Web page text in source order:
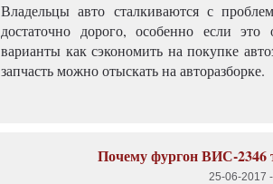
Владельцы авто сталкиваются с
достаточно дорого, особенно если
варианты как сэкономить на покупке
запчасть можно отыскать на авторазборке.
Почему фургон ВИС-2346
25-06-2017 -